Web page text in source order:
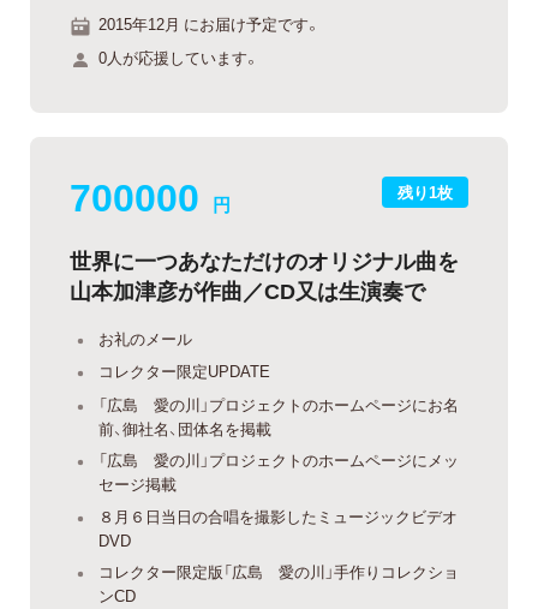
2015年12月 にお届け予定です。
0人が応援しています。
残り1枚
700000 円
世界に一つあなただけのオリジナル曲を
山本加津彦が作曲／CD又は生演奏で
お礼のメール
コレクター限定UPDATE
「広島 愛の川」プロジェクトのホームページにお名
前、御社名、団体名を掲載
「広島 愛の川」プロジェクトのホームページにメッ
セージ掲載
８月６日当日の合唱を撮影したミュージックビデオ
DVD
コレクター限定版「広島 愛の川」手作りコレクショ
ンCD